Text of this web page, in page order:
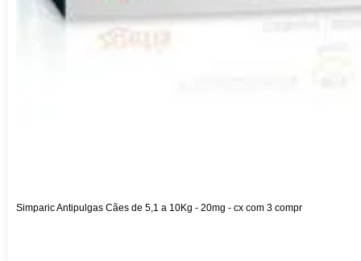
Simparic Antipulgas Cães de 5,1 a 10Kg - 20mg - cx com 3 compr